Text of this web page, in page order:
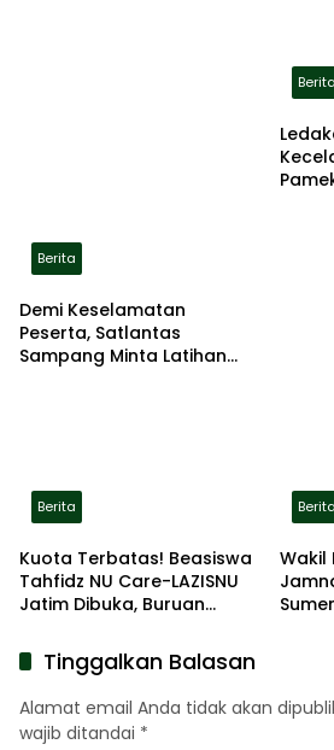
Berita
Demi Keselamatan
Peserta, Satlantas
Sampang Minta Latihan
Berita
Berita
Kuota Terbatas! Beasiswa
Tahfidz NU Care-LAZISNU
Jatim Dibuka, Buruan
Berita
Wakil
Tinggalkan Balasan
Alamat email Anda tidak akan
wajib ditandai *